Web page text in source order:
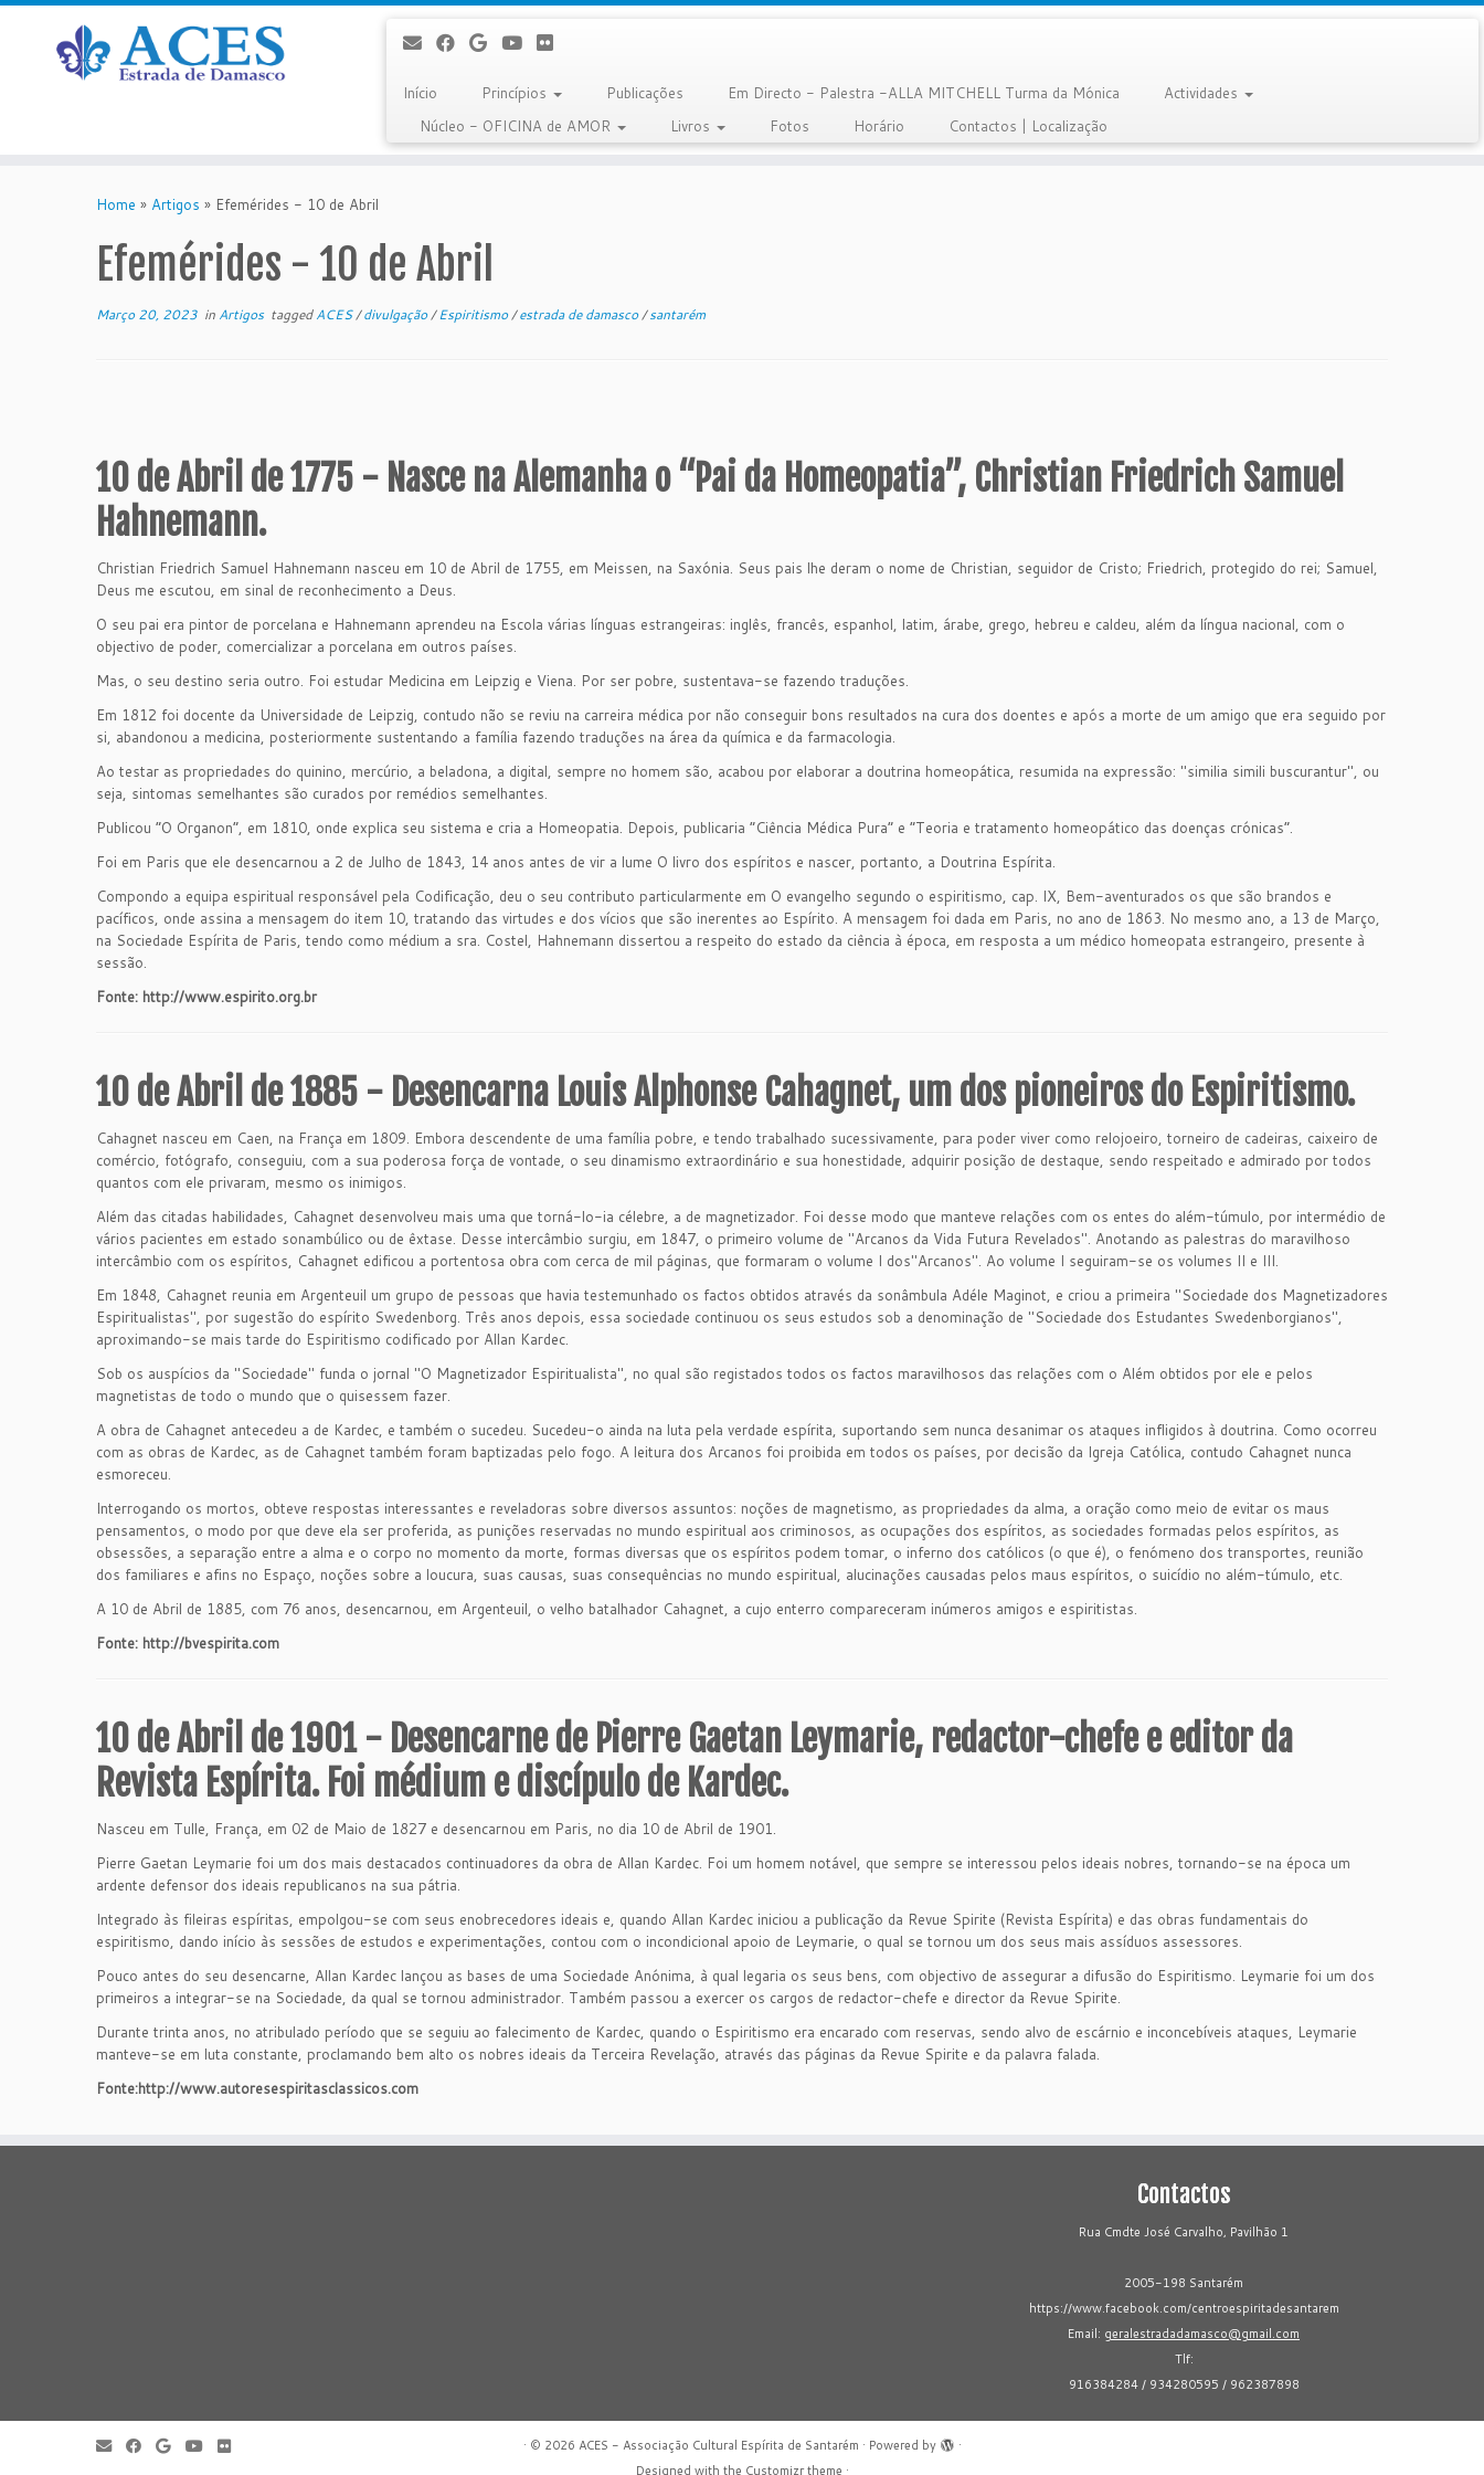
Início Princípios Publicações Em Directo - Palestra -ALLA MITCHELL Turma da Mónica
Actividades
Núcleo - OFICINA de AMOR
Livros Fotos Horário Contactos | Localização
Home » Artigos » Efemérides - 10 de Abril
Efemérides - 10 de Abril
Março 20, 2023 in Artigos taggedACES/divulgação/Espiritismo/estrada de damasco/santarém
10 de Abril de 1775 - Nasce na Alemanha o “Pai da Homeopatia”, Christian Friedrich Samuel
Hahnemann.
Christian Friedrich Samuel Hahnemann nasceu em 10 de Abril de 1755, em Meissen, na Saxónia. Seus pais lhe deram o nome de Christian, seguidor de Cristo; Friedrich, protegido do rei; Samuel,
Deus me escutou, em sinal de reconhecimento a Deus.
O seu pai era pintor de porcelana e Hahnemann aprendeu na Escola várias línguas estrangeiras: inglês, francês, espanhol, latim, árabe, grego, hebreu e caldeu, além da língua nacional, com o
objectivo de poder, comercializar a porcelana em outros países.
Mas, o seu destino seria outro. Foi estudar Medicina em Leipzig e Viena. Por ser pobre, sustentava-se fazendo traduções.
Em 1812 foi docente da Universidade de Leipzig, contudo não se reviu na carreira médica por não conseguir bons resultados na cura dos doentes e após a morte de um amigo que era seguido por
si, abandonou a medicina, posteriormente sustentando a família fazendo traduções na área da química e da farmacologia.
Ao testar as propriedades do quinino, mercúrio, a beladona, a digital, sempre no homem são, acabou por elaborar a doutrina homeopática, resumida na expressão: "similia simili buscurantur", ou
seja, sintomas semelhantes são curados por remédios semelhantes.
Publicou “O Organon”, em 1810, onde explica seu sistema e cria a Homeopatia. Depois, publicaria “Ciência Médica Pura” e “Teoria e tratamento homeopático das doenças crónicas”.
Foi em Paris que ele desencarnou a 2 de Julho de 1843, 14 anos antes de vir a lume O livro dos espíritos e nascer, portanto, a Doutrina Espírita.
Compondo a equipa espiritual responsável pela Codificação, deu o seu contributo particularmente em O evangelho segundo o espiritismo, cap. IX, Bem-aventurados os que são brandos e
pacíficos, onde assina a mensagem do item 10, tratando das virtudes e dos vícios que são inerentes ao Espírito. A mensagem foi dada em Paris, no ano de 1863. No mesmo ano, a 13 de Março,
na Sociedade Espírita de Paris, tendo como médium a sra. Costel, Hahnemann dissertou a respeito do estado da ciência à época, em resposta a um médico homeopata estrangeiro, presente à
sessão.
Fonte: http://www.espirito.org.br
10 de Abril de 1885 - Desencarna Louis Alphonse Cahagnet, um dos pioneiros do Espiritismo.
Cahagnet nasceu em Caen, na França em 1809. Embora descendente de uma família pobre, e tendo trabalhado sucessivamente, para poder viver como relojoeiro, torneiro de cadeiras, caixeiro de
comércio, fotógrafo, conseguiu, com a sua poderosa força de vontade, o seu dinamismo extraordinário e sua honestidade, adquirir posição de destaque, sendo respeitado e admirado por todos
quantos com ele privaram, mesmo os inimigos.
Além das citadas habilidades, Cahagnet desenvolveu mais uma que torná-lo-ia célebre, a de magnetizador. Foi desse modo que manteve relações com os entes do além-túmulo, por intermédio de
vários pacientes em estado sonambúlico ou de êxtase. Desse intercâmbio surgiu, em 1847, o primeiro volume de "Arcanos da Vida Futura Revelados". Anotando as palestras do maravilhoso
intercâmbio com os espíritos, Cahagnet edificou a portentosa obra com cerca de mil páginas, que formaram o volume I dos"Arcanos". Ao volume I seguiram-se os volumes II e III.
Em 1848, Cahagnet reunia em Argenteuil um grupo de pessoas que havia testemunhado os factos obtidos através da sonâmbula Adéle Maginot, e criou a primeira "Sociedade dos Magnetizadores
Espiritualistas", por sugestão do espírito Swedenborg. Três anos depois, essa sociedade continuou os seus estudos sob a denominação de "Sociedade dos Estudantes Swedenborgianos",
aproximando-se mais tarde do Espiritismo codificado por Allan Kardec.
Sob os auspícios da "Sociedade" funda o jornal "O Magnetizador Espiritualista", no qual são registados todos os factos maravilhosos das relações com o Além obtidos por ele e pelos
magnetistas de todo o mundo que o quisessem fazer.
A obra de Cahagnet antecedeu a de Kardec, e também o sucedeu. Sucedeu-o ainda na luta pela verdade espírita, suportando sem nunca desanimar os ataques infligidos à doutrina. Como ocorreu
com as obras de Kardec, as de Cahagnet também foram baptizadas pelo fogo. A leitura dos Arcanos foi proibida em todos os países, por decisão da Igreja Católica, contudo Cahagnet nunca
esmoreceu.
Interrogando os mortos, obteve respostas interessantes e reveladoras sobre diversos assuntos: noções de magnetismo, as propriedades da alma, a oração como meio de evitar os maus
pensamentos, o modo por que deve ela ser proferida, as punições reservadas no mundo espiritual aos criminosos, as ocupações dos espíritos, as sociedades formadas pelos espíritos, as
obsessões, a separação entre a alma e o corpo no momento da morte, formas diversas que os espíritos podem tomar, o inferno dos católicos (o que é), o fenómeno dos transportes, reunião
dos familiares e afins no Espaço, noções sobre a loucura, suas causas, suas consequências no mundo espiritual, alucinações causadas pelos maus espíritos, o suicídio no além-túmulo, etc.
A 10 de Abril de 1885, com 76 anos, desencarnou, em Argenteuil, o velho batalhador Cahagnet, a cujo enterro compareceram inúmeros amigos e espiritistas.
Fonte: http://bvespirita.com
10 de Abril de 1901 - Desencarne de Pierre Gaetan Leymarie, redactor-chefe e editor da
Revista Espírita. Foi médium e discípulo de Kardec.
Nasceu em Tulle, França, em 02 de Maio de 1827 e desencarnou em Paris, no dia 10 de Abril de 1901.
Pierre Gaetan Leymarie foi um dos mais destacados continuadores da obra de Allan Kardec. Foi um homem notável, que sempre se interessou pelos ideais nobres, tornando-se na época um
ardente defensor dos ideais republicanos na sua pátria.
Integrado às fileiras espíritas, empolgou-se com seus enobrecedores ideais e, quando Allan Kardec iniciou a publicação da Revue Spirite (Revista Espírita) e das obras fundamentais do
espiritismo, dando início às sessões de estudos e experimentações, contou com o incondicional apoio de Leymarie, o qual se tornou um dos seus mais assíduos assessores.
Pouco antes do seu desencarne, Allan Kardec lançou as bases de uma Sociedade Anónima, à qual legaria os seus bens, com objectivo de assegurar a difusão do Espiritismo. Leymarie foi um dos
primeiros a integrar-se na Sociedade, da qual se tornou administrador. Também passou a exercer os cargos de redactor-chefe e director da Revue Spirite.
Durante trinta anos, no atribulado período que se seguiu ao falecimento de Kardec, quando o Espiritismo era encarado com reservas, sendo alvo de escárnio e inconcebíveis ataques, Leymarie
manteve-se em luta constante, proclamando bem alto os nobres ideais da Terceira Revelação, através das páginas da Revue Spirite e da palavra falada.
Fonte:http://www.autoresespiritasclassicos.com
Contactos
Rua Cmdte José Carvalho, Pavilhão 1
2005-198 Santarém
https://www.facebook.com/centroespiritadesantarem
Email: geralestradadamasco@gmail.com
Tlf:
916384284 / 934280595 / 962387898
· © 2026 ACES - Associação Cultural Espírita de Santarém · Powered by
·
Designed with the Customizr theme ·